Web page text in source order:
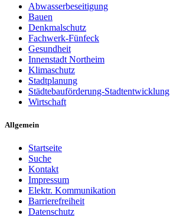
Abwasserbeseitigung
Bauen
Denkmalschutz
Fachwerk-Fünfeck
Gesundheit
Innenstadt Northeim
Klimaschutz
Stadtplanung
Städtebauförderung-Stadtentwicklung
Wirtschaft
Allgemein
Startseite
Suche
Kontakt
Impressum
Elektr. Kommunikation
Barrierefreiheit
Datenschutz